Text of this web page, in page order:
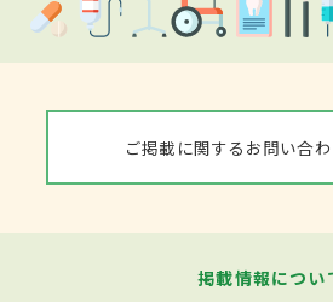
ご掲載に関するお問い合
掲載情報につい